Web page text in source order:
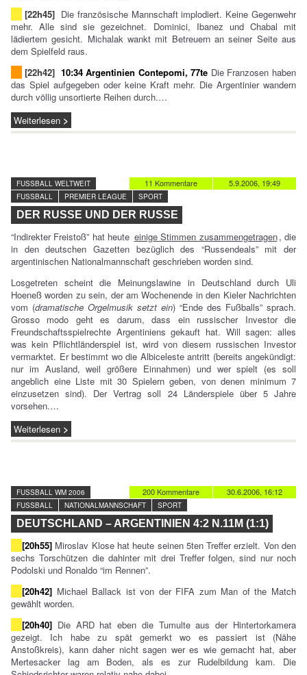
[22h45] Die französische Mannschaft implodiert. Keine Gegenwehr
mehr. Alle sind sie gezeichnet. Dominici, Ibanez und Chabal mit
lädiertem gesicht. Michalak wankt mit Betreuern an seiner Seite aus
dem Spielfeld raus.
[22h42] 10:34 Argentinien Contepomi, 77te Die Franzosen haben
das Spiel aufgegeben oder keine Kraft mehr. Die Argentinier wandern
durch völlig unsortierte Reihen durch.…
Weiterlesen
5.9.2006, 19:49
11 Kommentare
FUSSBALL WELTWEIT
FUSSBALL
PREMIER LEAGUE SPORT
DER RUSSE UND DER RUSSE
“Indirekter Freistoß” hat heute einige Stimmen zusammengetragen, die
in den deutschen Gazetten bezüglich des “Russendeals” mit der
argentinischen Nationalmannschaft geschrieben worden sind.
Losgetreten scheint die Meinungslawine in Deutschland durch Uli
Hoeneß worden zu sein, der am Wochenende in den Kieler Nachrichten
vom (dramatische Orgelmusik setzt ein) “Ende des Fußballs” sprach.
Grosso modo geht es darum, dass ein russischer Investor die
Freundschaftsspielrechte Argentiniens gekauft hat. Will sagen: alles
was kein Pflichtländerspiel ist, wird von diesem russischen Investor
vermarktet. Er bestimmt wo die Albiceleste antritt (bereits angekündigt:
nur im Ausland, weil größere Einnahmen) und wer spielt (es soll
angeblich eine Liste mit 30 Spielern geben, von denen minimum 7
einzusetzen sind). Der Vertrag soll 24 Länderspiele über 5 Jahre
vorsehen.…
Weiterlesen
30.6.2006, 16:12
200 Kommentare
FUSSBALL WM 2006
FUSSBALL
NATIONALMANNSCHAFT SPORT
DEUTSCHLAND – ARGENTINIEN 4:2 N.11M (1:1)
[20h55] Miroslav Klose hat heute seinen 5ten Treffer erzielt. Von den
sechs Torschützen die dahinter mit drei Treffer folgen, sind nur noch
Podolski und Ronaldo “im Rennen”.
[20h42] Michael Ballack ist von der FIFA zum Man of the Match
gewählt worden.
[20h40] Die ARD hat eben die Tumulte aus der Hintertorkamera
gezeigt. Ich habe zu spät gemerkt wo es passiert ist (Nähe
Anstoßkreis), kann daher nicht sagen wer es wie gemacht hat, aber
Mertesacker lag am Boden, als es zur Rudelbildung kam. Die